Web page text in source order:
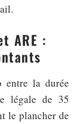
ARE :
entre la durée
légale de 35
le plancher de